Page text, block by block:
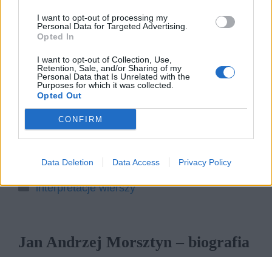
I want to opt-out of processing my
Personal Data for Targeted Advertising.
Opted In
I want to opt-out of Collection, Use,
Retention, Sale, and/or Sharing of my
Personal Data that Is Unrelated with the
Purposes for which it was collected.
Opted Out
CONFIRM
Data Deletion Data Access Privacy Policy
Utwór „W kwartanie” Jana Andrzeja Morsztyna
to jeden z najbardziej znanych wierszy tego
Jest to przekład włoskiego sonetu konceptysty
Giambattista Marino „Per una infirmita mortale”
(„W śmiertelnej chorobie”), na którym Morsztyn
wielokrotnie się wzorował. Główną tematyką
wiersza jest szczegółowy opis wyczerpującej
Kategorie
interpretacje wierszy
Jan Andrzej Morsztyn – biografia